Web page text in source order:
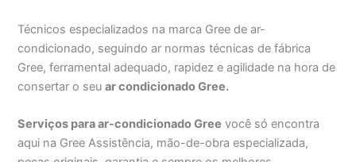
Técnicos especializados na marca Gree de ar-
condicionado, seguindo ar normas técnicas de fábrica
Gree, ferramental adequado, rapidez e agilidade na hora de
consertar o seuar condicionado Gree.
Serviços para ar-condicionado Gree você só encontra
aqui na Gree Assistência, mão-de-obra especializada,